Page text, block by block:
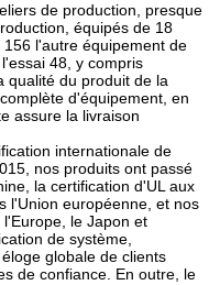
de production, presque
équipés de 18
l'autre équipement de
48, y compris
qualité du produit de la
d'équipement, en
assure la livraison
internationale de
nos produits ont passé
la certification d'UL aux
l'Union européenne, et nos
le Japon et
de système,
globale de clients
de confiance. En outre, le